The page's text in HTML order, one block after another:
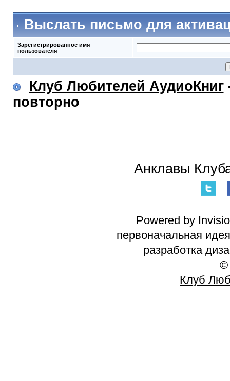
Выслать письмо для
Зарегистрированное имя
пользователя
Клуб Любителей АудиоКниг
повторно
Анклавы
Powered by
первоначальная
разработка
©
Клуб